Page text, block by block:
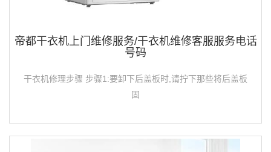
帝都干衣机上门维修服务/干衣机维修客服服务电话
号码
干衣机修理步骤 步骤1:要卸下后盖板时,请拧下那些将后盖板
固